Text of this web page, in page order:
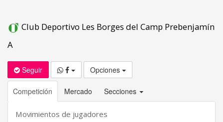
Club Deportivo Les Borges del Camp Prebenjamín
A
Seguir Opciones
Competición Mercado Secciones
Movimientos de jugadores